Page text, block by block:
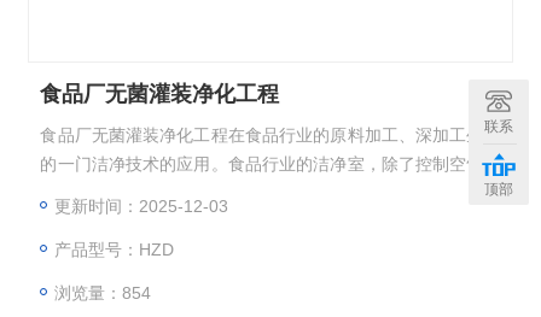
食品厂无菌灌装净化工程
食品厂无菌灌装净化工程在食品行业的原料加工、深加工生产
的一门洁净技术的应用。食品行业的洁净室，除了控制空气中
的微粒外，也对空气环境的微生物控制严格，在技术上防止微
更新时间：2025-12-03
产品型号：HZD
浏览量：854
联系
顶部